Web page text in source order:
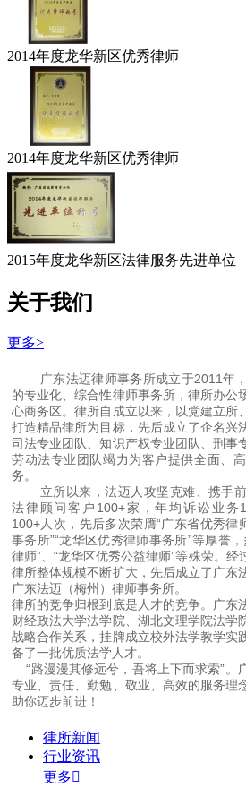
2014年度龙华新区优秀律师
2014年度龙华新区优秀律师
2015年度龙华新区法律服务先进单位
关于我们
更多>
广东法迈律师事务所成立于2011年
的专业化、综合性律师事务所，律所办公
心商务区。律所自成立以来，以党建立所
打造精品律所为目标，先后成立了企名兴
司法专业团队、知识产权专业团队、刑事
劳动法专业团队竭力为客户提供全面、
务。
立所以来，法迈人攻坚克难、携手
法律顾问客户100+家，年均诉讼业务
100+人次，先后多次荣膺“广东省优秀律
事务所”“龙华区优秀律师事务所”等厚誉
律师”、“龙华区优秀公益律师”等殊荣。经
律所整体规模不断扩大，先后成立了广东
广东法迈（梅州）律师事务所。
律所的竞争归根到底是人才的竞争。广东
财经政法大学法学院、湖北文理学院法学
战略合作关系，挂牌成立校外法学教学实
备了一批优质法学人才。
“路漫漫其修远兮，吾将上下而求索”。
专业、责任、勤勉、敬业、高效的服务理
助你迈步前进！
律所新闻
行业资讯
更多